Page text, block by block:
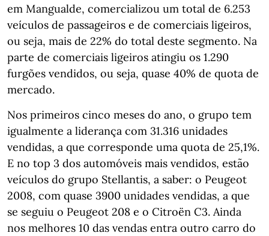
em Mangualde, comercializou um total de 6.253
veículos de passageiros e de comerciais ligeiros,
ou seja, mais de 22% do total deste segmento. Na
parte de comerciais ligeiros atingiu os 1.290
furgões vendidos, ou seja, quase 40% de quota de
mercado.
Nos primeiros cinco meses do ano, o grupo tem
igualmente a liderança com 31.316 unidades
vendidas, a que corresponde uma quota de 25,1%.
E no top 3 dos automóveis mais vendidos, estão
veículos do grupo Stellantis, a saber: o Peugeot
2008, com quase 3900 unidades vendidas, a que
se seguiu o Peugeot 208 e o Citroën C3. Ainda
nos melhores 10 das vendas entra outro carro do